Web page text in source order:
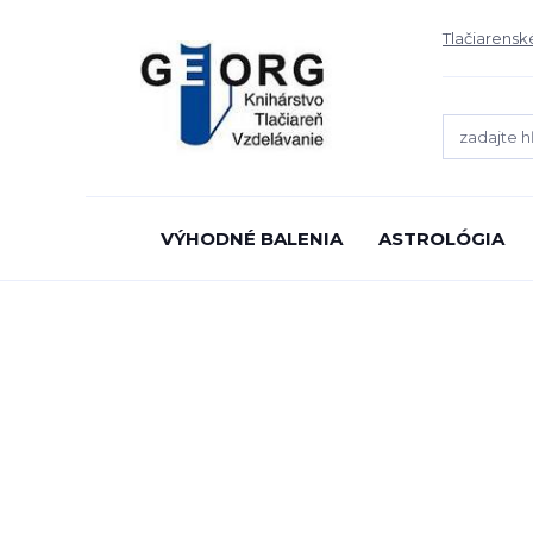
VÝHODNÉ BALENIA ASTROLÓGIA